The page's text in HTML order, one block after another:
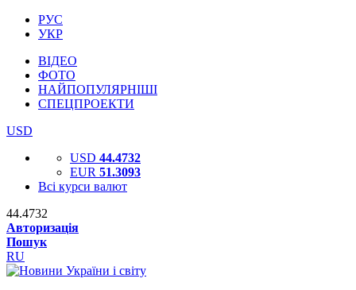
РУС
УКР
ВІДЕО
ФОТО
НАЙПОПУЛЯРНІШІ
СПЕЦПРОЕКТИ
USD
USD 44.4732
EUR 51.3093
Всі курси валют
44.4732
Авторизація
Пошук
RU